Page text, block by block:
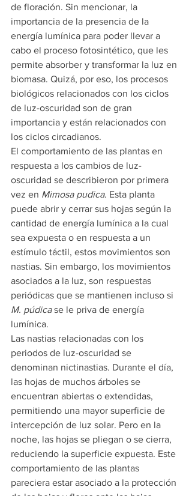
de floración. Sin mencionar, la
importancia de la presencia de la
energía lumínica para poder llevar a
cabo el proceso fotosintético, que les
permite absorber y transformar la luz en
biomasa. Quizá, por eso, los procesos
biológicos relacionados con los ciclos
de luz-oscuridad son de gran
importancia y están relacionados con
los ciclos circadianos.
El comportamiento de las plantas en
respuesta a los cambios de luz-
oscuridad se describieron por primera
vez en Mimosa pudica. Esta planta
puede abrir y cerrar sus hojas según la
cantidad de energía lumínica a la cual
sea expuesta o en respuesta a un
estímulo táctil, estos movimientos son
nastias. Sin embargo, los movimientos
asociados a la luz, son respuestas
periódicas que se mantienen incluso si
M. púdica se le priva de energía
lumínica.
Las nastias relacionadas con los
periodos de luz-oscuridad se
denominan nictinastias. Durante el día,
las hojas de muchos árboles se
encuentran abiertas o extendidas,
permitiendo una mayor superficie de
intercepción de luz solar. Pero en la
noche, las hojas se pliegan o se cierra,
reduciendo la superficie expuesta. Este
comportamiento de las plantas
pareciera estar asociado a la protección